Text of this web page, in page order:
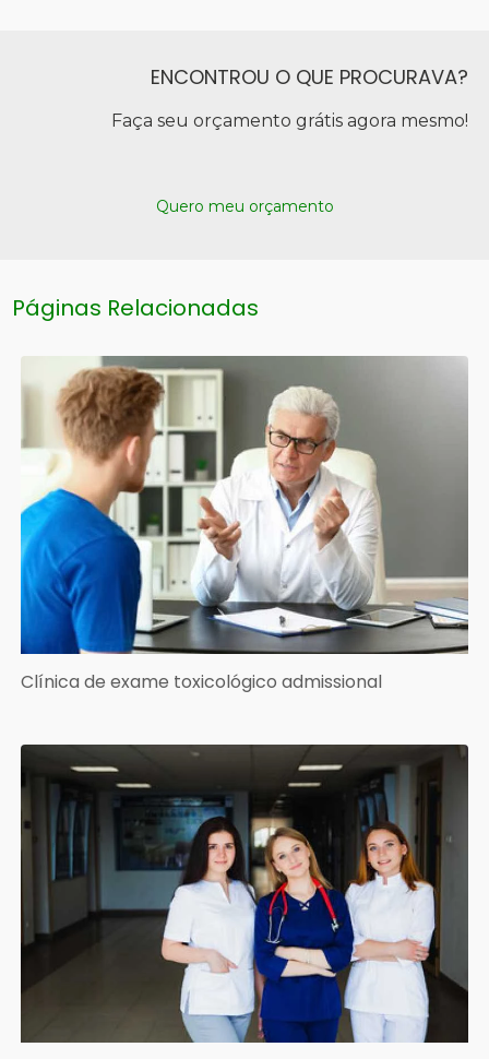
ENCONTROU O QUE PROCURAVA?
Faça seu orçamento grátis agora mesmo!
Quero meu orçamento
Páginas Relacionadas
Clínica de exame toxicológico admissional